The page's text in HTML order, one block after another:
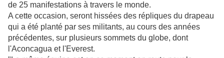
de 25 manifestations à travers le monde.
A cette occasion, seront hissées des répliques du drapeau
qui a été planté par ses militants, au cours des années
précédentes, sur plusieurs sommets du globe, dont
l'Aconcagua et l'Everest.